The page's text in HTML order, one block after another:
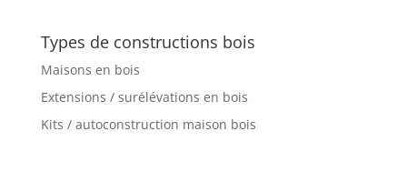
Types de constructions bois
Maisons en bois
Extensions / surélévations en bois
Kits / autoconstruction maison bois